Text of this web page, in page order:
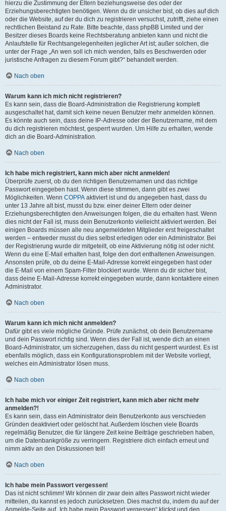
hierzu die Zustimmung der Eltern beziehungsweise des oder der
Erziehungsberechtigten benötigen. Wenn du dir unsicher bist, ob dies auf dich
oder die Website, auf der du dich zu registrieren versuchst, zutrifft, ziehe einen
rechtlichen Beistand zu Rate. Bitte beachte, dass phpBB Limited und der
Besitzer dieses Boards keine Rechtsberatung anbieten kann und nicht die
Anlaufstelle für Rechtsangelegenheiten jeglicher Art ist; außer solchen, die
unter der Frage „An wen soll ich mich wenden, falls es Beschwerden oder
juristische Anfragen zu diesem Forum gibt?“ behandelt werden.
Nach oben
Warum kann ich mich nicht registrieren?
Es kann sein, dass die Board-Administration die Registrierung komplett
ausgeschaltet hat, damit sich keine neuen Benutzer mehr anmelden können.
Es könnte auch sein, dass deine IP-Adresse oder der Benutzername, mit dem
du dich registrieren möchtest, gesperrt wurden. Um Hilfe zu erhalten, wende
dich an die Board-Administration.
Nach oben
Ich habe mich registriert, kann mich aber nicht anmelden!
Überprüfe zuerst, ob du den richtigen Benutzernamen und das richtige
Passwort eingegeben hast. Wenn diese stimmen, dann gibt es zwei
Möglichkeiten. Wenn COPPA aktiviert ist und du angegeben hast, dass du
unter 13 Jahre alt bist, musst du bzw. einer deiner Eltern oder deiner
Erziehungsberechtigten den Anweisungen folgen, die du erhalten hast. Wenn
dies nicht der Fall ist, muss dein Benutzerkonto vielleicht aktiviert werden. Bei
einigen Boards müssen alle neu angemeldeten Mitglieder erst freigeschaltet
werden – entweder musst du dies selbst erledigen oder ein Administrator. Bei
der Registrierung wurde dir mitgeteilt, ob eine Aktivierung nötig ist oder nicht.
Wenn du eine E-Mail erhalten hast, folge den dort enthaltenen Anweisungen.
Ansonsten prüfe, ob du deine E-Mail-Adresse korrekt eingegeben hast oder
die E-Mail von einem Spam-Filter blockiert wurde. Wenn du dir sicher bist,
dass deine E-Mail-Adresse korrekt eingegeben wurde, dann kontaktiere einen
Administrator.
Nach oben
Warum kann ich mich nicht anmelden?
Dafür gibt es viele mögliche Gründe. Prüfe zunächst, ob dein Benutzername
und dein Passwort richtig sind. Wenn dies der Fall ist, wende dich an einen
Board-Administrator, um sicherzugehen, dass du nicht gesperrt wurdest. Es ist
ebenfalls möglich, dass ein Konfigurationsproblem mit der Website vorliegt,
welches ein Administrator lösen muss.
Nach oben
Ich habe mich vor einiger Zeit registriert, kann mich aber nicht mehr
anmelden?!
Es kann sein, dass ein Administrator dein Benutzerkonto aus verschieden
Gründen deaktiviert oder gelöscht hat. Außerdem löschen viele Boards
regelmäßig Benutzer, die für längere Zeit keine Beiträge geschrieben haben,
um die Datenbankgröße zu verringern. Registriere dich einfach erneut und
nimm aktiv an den Diskussionen teil!
Nach oben
Ich habe mein Passwort vergessen!
Das ist nicht schlimm! Wir können dir zwar dein altes Passwort nicht wieder
mitteilen, du kannst es jedoch zurücksetzen. Dies machst du, indem du auf der
Anmelde-Seite auf „Ich habe mein Passwort vergessen“ klickst und den